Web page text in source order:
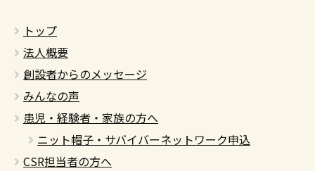
トップ
法人概要
創設者からのメッセージ
みんなの声
患児・経験者・家族の方へ
ニット帽子・サバイバーネットワーク申込
CSR担当者の方へ